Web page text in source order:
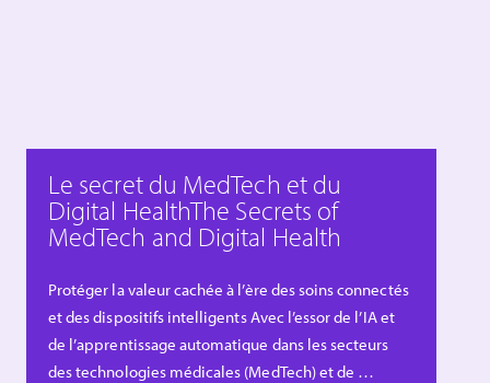
Le secret du MedTech et du
Digital HealthThe Secrets of
MedTech and Digital Health
Protéger la valeur cachée à l’ère des soins connectés
et des dispositifs intelligents Avec l’essor de l’IA et
de l’apprentissage automatique dans les secteurs
des technologies médicales (MedTech) et de …